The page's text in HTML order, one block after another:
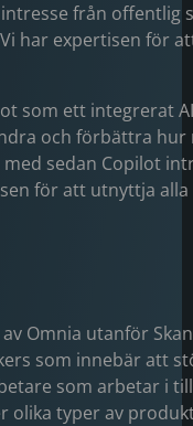
från offentlig
har expertisen för
som ett integrerat
och förbättra hur
sedan Copilot
för att utnyttja alla
Omnia utanför
som innebär att
som arbetar i
olika typer av